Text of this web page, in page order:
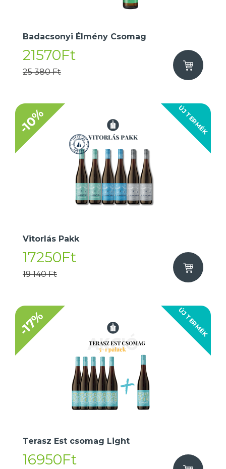
Badacsonyi Élmény Csomag
21570Ft
25 380 Ft
ÚJ TERMÉK
-10%
Vitorlás Pakk
17250Ft
19 140 Ft
ÚJ TERMÉK
-17%
Terasz Est csomag Light
16950Ft